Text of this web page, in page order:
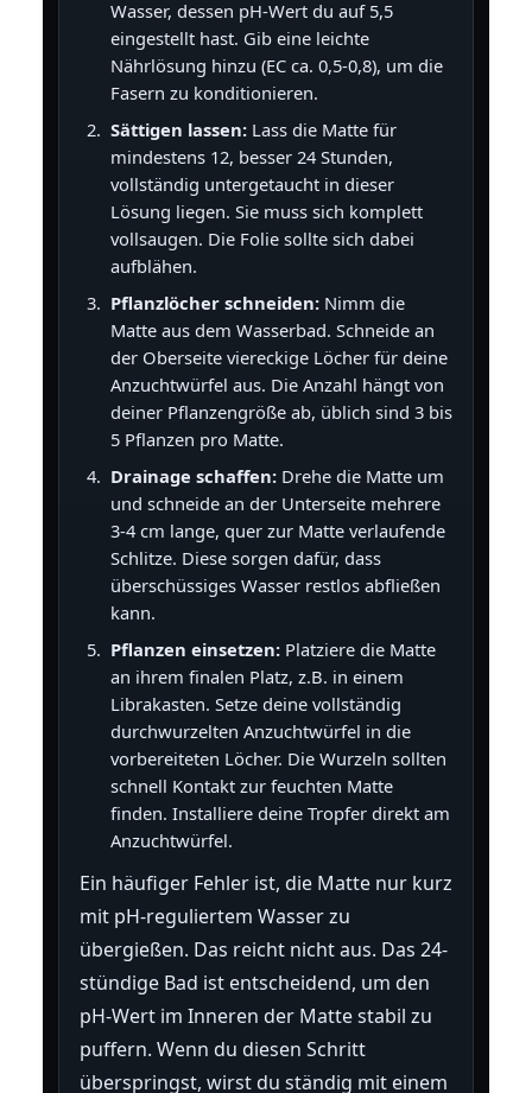
Wasser, dessen pH-Wert du auf 5,5
eingestellt hast. Gib eine leichte
Nährlösung hinzu (EC ca. 0,5-0,8), um die
Fasern zu konditionieren.
Sättigen lassen:Lass die Matte für
mindestens 12, besser 24 Stunden,
vollständig untergetaucht in dieser
Lösung liegen. Sie muss sich komplett
vollsaugen. Die Folie sollte sich dabei
aufblähen.
Pflanzlöcher schneiden:Nimm die
Matte aus dem Wasserbad. Schneide an
der Oberseite viereckige Löcher für deine
Anzuchtwürfel aus. Die Anzahl hängt von
deiner Pflanzengröße ab, üblich sind 3 bis
5 Pflanzen pro Matte.
Drainage schaffen:Drehe die Matte um
und schneide an der Unterseite mehrere
3-4 cm lange, quer zur Matte verlaufende
Schlitze. Diese sorgen dafür, dass
überschüssiges Wasser restlos abfließen
kann.
Pflanzen einsetzen:Platziere die Matte
an ihrem finalen Platz, z.B. in einem
Librakasten. Setze deine vollständig
durchwurzelten Anzuchtwürfel in die
vorbereiteten Löcher. Die Wurzeln sollten
schnell Kontakt zur feuchten Matte
finden. Installiere deine Tropfer direkt am
Anzuchtwürfel.
Ein häufiger Fehler ist, die Matte nur kurz
mit pH-reguliertem Wasser zu
übergießen. Das reicht nicht aus. Das 24-
stündige Bad ist entscheidend, um den
pH-Wert im Inneren der Matte stabil zu
puffern. Wenn du diesen Schritt
überspringst, wirst du ständig mit einem